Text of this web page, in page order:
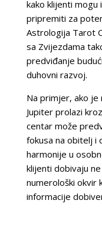
kako klijenti
pripremiti za
Astrologija Tarot
sa Zvijezdama
predviđanje
duhovni razvoj.
Na primjer, ako
Jupiter prolazi
centar može
fokusa na obitelj i
harmonije u
klijenti dobivaju
numerološki okvir
informacije